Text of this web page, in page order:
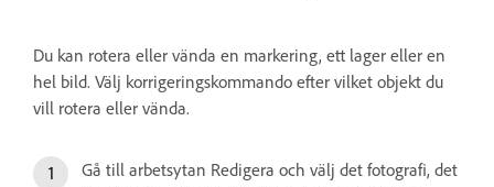
Du kan rotera eller vända en markering, ett lager eller en
hel bild. Välj korrigeringskommando efter vilket objekt du
vill rotera eller vända.
Gå till arbetsytan Redigera och välj det fotografi, det